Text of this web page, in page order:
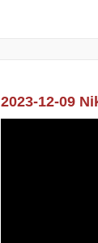
2023-12-09